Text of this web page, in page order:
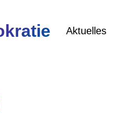
Aktuelles